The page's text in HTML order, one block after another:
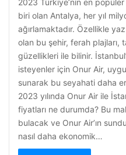
2023 Türkiye’nin en
biri olan Antalya, her yıl
ağırlamaktadır. Özellikle
olan bu şehir, ferah
güzellikleri ile bilinir.
isteyenler için Onur Air,
sunarak bu seyahati daha
2023 yılında Onur Air ile
fiyatları ne durumda? Bu
bulacak ve Onur Air’ın
nasıl daha ekonomik…